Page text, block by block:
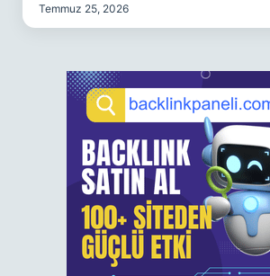
Temmuz 25, 2026